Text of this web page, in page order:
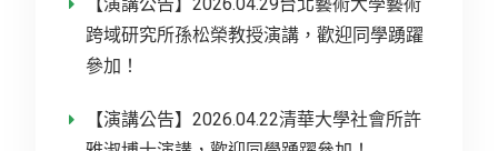
跨域研究所孫松榮教授演講，歡迎同學踴躍
參加！
【演講公告】2026.04.22清華大學社會所許